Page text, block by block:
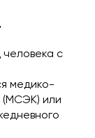
с
медико-
(МСЭК) или